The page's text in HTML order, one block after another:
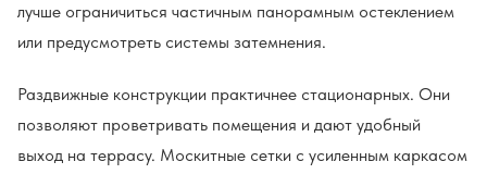
лучше ограничиться частичным панорамным остеклением
или предусмотреть системы затемнения.
Раздвижные конструкции практичнее стационарных. Они
позволяют проветривать помещения и дают удобный
выход на террасу. Москитные сетки с усиленным каркасом